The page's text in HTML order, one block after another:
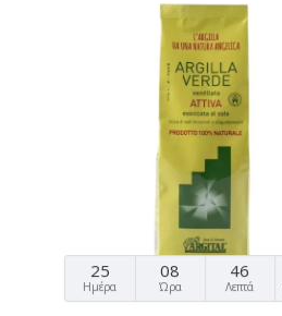
25
Ημέρα
08
Ώρα
46
Λεπτά